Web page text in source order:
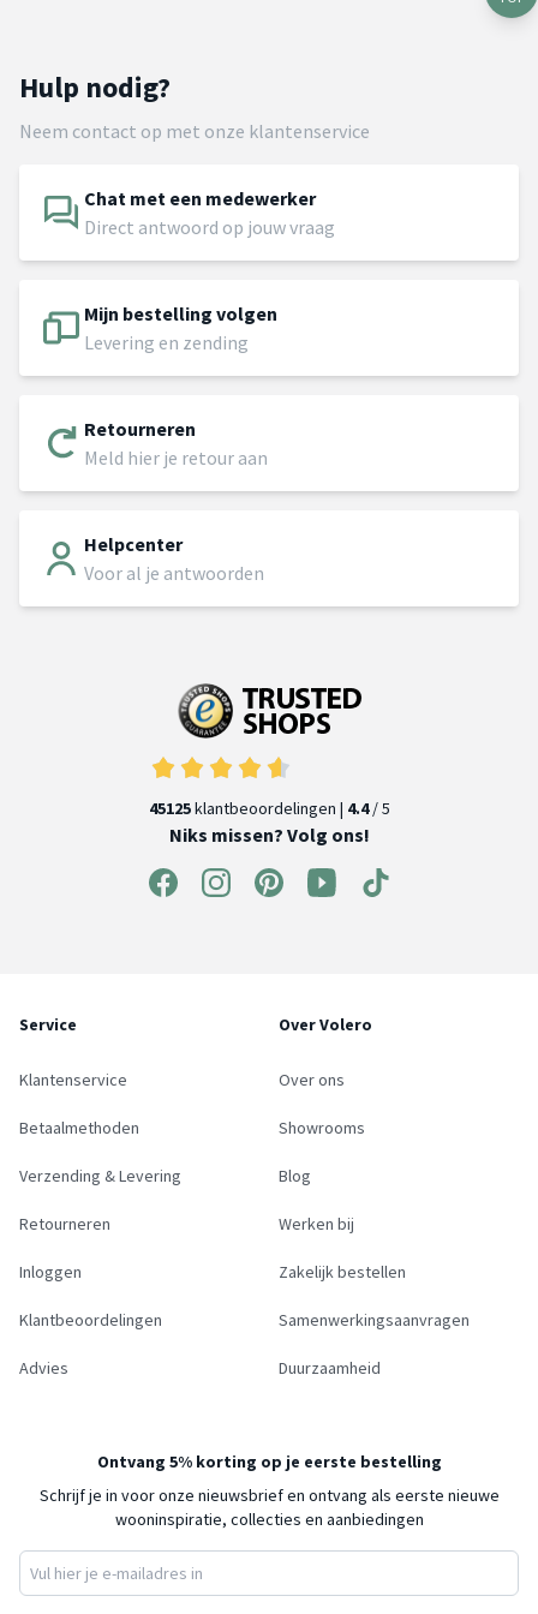
Hulp nodig?
Neem contact op met onze klantenservice
Chat met een medewerker
Direct antwoord op jouw vraag
Mijn bestelling volgen
Levering en zending
Retourneren
Meld hier je retour aan
Helpcenter
Voor al je antwoorden
45125klantbeoordelingen | 4.4/ 5
Niks missen? Volg ons!
Service
Klantenservice
Betaalmethoden
Verzending & Levering
Retourneren
Inloggen
Klantbeoordelingen
Advies
Over Volero
Over ons
Showrooms
Blog
Werken bij
Zakelijk bestellen
Samenwerkingsaanvragen
Duurzaamheid
Ontvang 5% korting op je eerste bestelling
Schrijf je in voor onze nieuwsbrief en ontvang als eerste nieuwe
wooninspiratie, collecties en aanbiedingen